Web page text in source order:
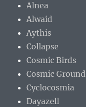
Alnea
Alwaid
Aythis
Collapse
Cosmic Birds
Cosmic Ground
Cyclocosmia
Dayazell